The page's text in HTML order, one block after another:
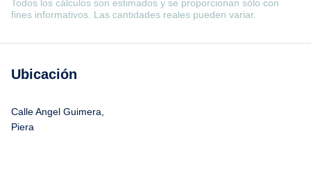
Todos los cálculos son estimados y se proporcionan sólo con
fines informativos. Las cantidades reales pueden variar.
Ubicación
Calle Angel Guimera,
Piera